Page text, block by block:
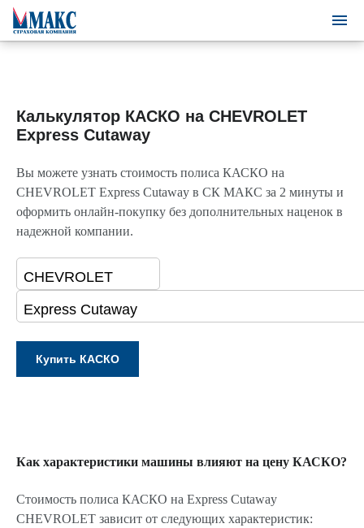
Калькулятор КАСКО на CHEVROLET
Express Cutaway
Вы можете узнать стоимость полиса КАСКО на
CHEVROLET Express Cutaway в СК МАКС за 2 минуты и
оформить онлайн-покупку без дополнительных наценок в
надежной компании.
Как характеристики машины влияют на цену КАСКО?
Стоимость полиса КАСКО на Express Cutaway
CHEVROLET зависит от следующих характеристик: